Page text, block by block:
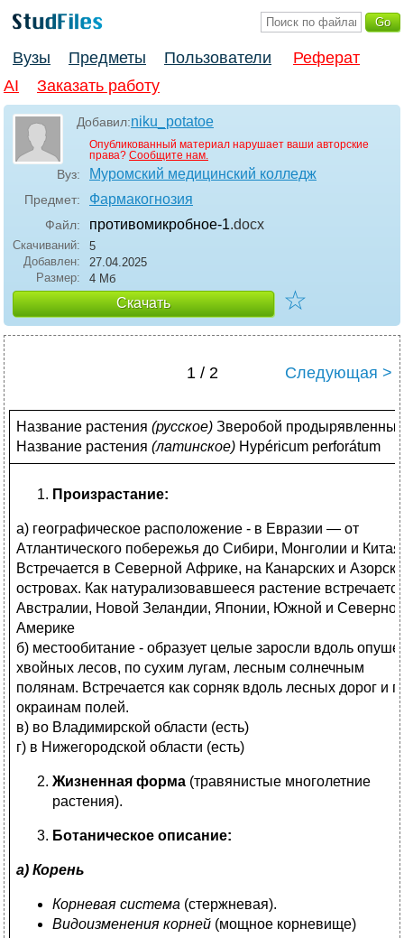
Вузы Предметы Пользователи
Реферат
AI
Заказать работу
Добавил:niku_potatoe
Опубликованный материал нарушает ваши авторские
права? Сообщите нам.
Вуз: Муромский медицинский колледж
Предмет: Фармакогнозия
Файл: противомикробное-1.docx
Скачиваний:
5
Добавлен:
27.04.2025
Размер:
4 Мб
Скачать ☆
1 / 2 Следующая >
Название растения (русское) Зверобой продырявленный
Название растения (латинское) Hypéricum perforátum
Произрастание:
а) географическое расположение - в Евразии — от
Атлантического побережья до Сибири, Монголии и Китая.
Встречается в Северной Африке, на Канарских и
островах. Как натурализовавшееся растение
Австралии, Новой Зеландии, Японии, Южной и Северной
Америке
б) местообитание - образует целые заросли вдоль
хвойных лесов, по сухим лугам, лесным солнечным
полянам. Встречается как сорняк вдоль лесных дорог и
окраинам полей.
в) во Владимирской области (есть)
г) в Нижегородской области (есть)
Жизненная форма (травянистые многолетние
растения).
Ботаническое описание:
а) Корень
Корневая система (стержневая).
Видоизменения корней (мощное корневище)